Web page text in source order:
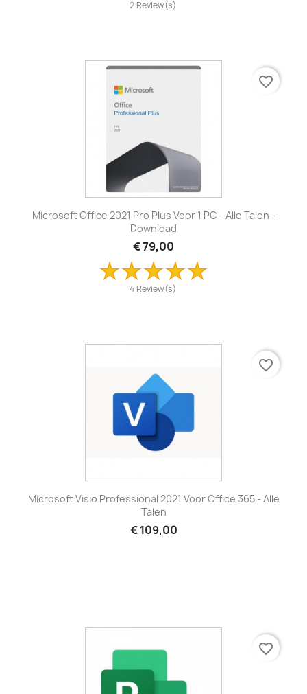
2 Review(s)
Microsoft Office 2021 Pro Plus Voor 1 PC - Alle Talen -
Download
€ 79,00
4 Review(s)
favorite_border
Microsoft Visio Professional 2021 Voor Office 365 - Alle
Talen
€ 109,00
favorite_border
favorite_border